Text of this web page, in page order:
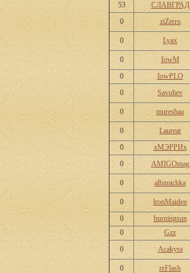
53
СЛАВГРАД
0
ziZerro
0 Lyax
0 IowM
0
IowPLO
0
Savuliev
0 mureshaa
0 Laureat
0
хМЭРРИх
0
AMIGOmag
0 alhimichka
0 lronMaiden
0
burningsun
0
Gzz
0
Acakyra
0 reFlash